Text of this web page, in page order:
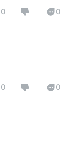
0 0
0 0